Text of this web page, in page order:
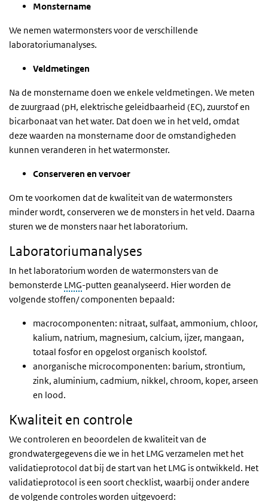
Monstername
We nemen watermonsters voor de verschillende
laboratoriumanalyses.
Veldmetingen
Na de monstername doen we enkele veldmetingen. We meten
de zuurgraad (pH, elektrische geleidbaarheid (EC), zuurstof en
bicarbonaat van het water. Dat doen we in het veld, omdat
deze waarden na monstername door de omstandigheden
kunnen veranderen in het watermonster.
Conserveren en vervoer
Om te voorkomen dat de kwaliteit van de watermonsters
minder wordt, conserveren we de monsters in het veld. Daarna
sturen we de monsters naar het laboratorium.
Laboratoriumanalyses
In het laboratorium worden de watermonsters van de
bemonsterde LMG-putten geanalyseerd. Hier worden de
volgende stoffen/ componenten bepaald:
macrocomponenten: nitraat, sulfaat, ammonium, chloor,
kalium, natrium, magnesium, calcium, ijzer, mangaan,
totaal fosfor en opgelost organisch koolstof.
anorganische microcomponenten: barium, strontium,
zink, aluminium, cadmium, nikkel, chroom, koper, arseen
en lood.
Kwaliteit en controle
We controleren en beoordelen de kwaliteit van de
grondwatergegevens die we in het LMG verzamelen met het
validatieprotocol dat bij de start van het LMG is ontwikkeld. Het
validatieprotocol is een soort checklist, waarbij onder andere
de volgende controles worden uitgevoerd: